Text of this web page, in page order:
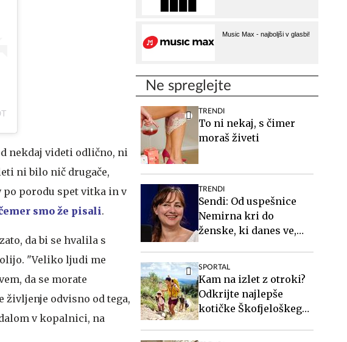
nekdaj videti odlično, ni
ni bilo nič drugače,
po porodu spet vitka in v
smo že pisali.
da bi se hvalila s
"Veliko ljudi me
da se morate
odvisno od tega,
v kopalnici, na
Ne spreglejte
TRENDI
To ni nekaj, s čimer
moraš živeti
TRENDI
Sendi: Od uspešnice
Nemirna kri do
ženske, ki danes ve,
SPORTAL
Kam na izlet z otroki?
Odkrijte najlepše
kotičke Škofjeloškega